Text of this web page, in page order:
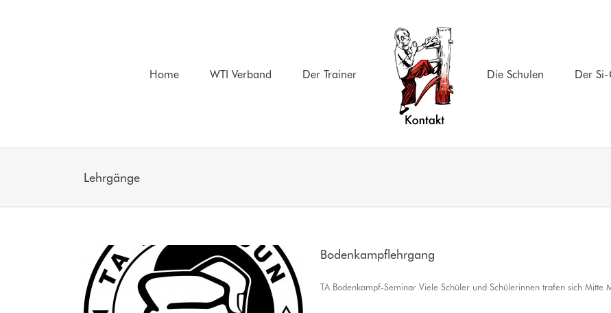
Home WTI Verband Der Trainer Die Schulen Der
Lehrgänge
Bodenkampflehrgang
TA Bodenkampf-Seminar Viele Schüler und Schülerinnen trafen sich Mitte